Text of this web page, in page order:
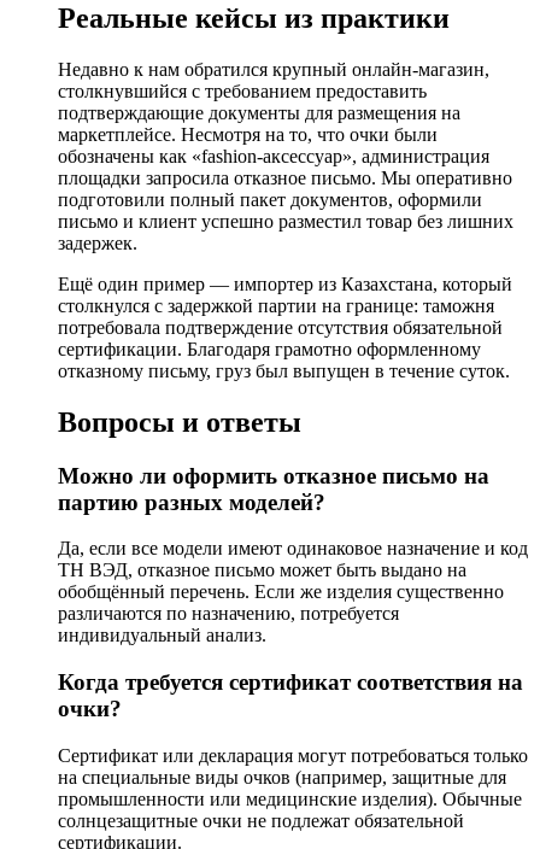
Реальные кейсы из практики
Недавно к нам обратился крупный онлайн-магазин,
столкнувшийся с требованием предоставить
подтверждающие документы для размещения на
маркетплейсе. Несмотря на то, что очки были
обозначены как «fashion-аксессуар», администрация
площадки запросила отказное письмо. Мы оперативно
подготовили полный пакет документов, оформили
письмо и клиент успешно разместил товар без лишних
задержек.
Ещё один пример — импортер из Казахстана, который
столкнулся с задержкой партии на границе: таможня
потребовала подтверждение отсутствия обязательной
сертификации. Благодаря грамотно оформленному
отказному письму, груз был выпущен в течение суток.
Вопросы и ответы
Можно ли оформить отказное письмо на
партию разных моделей?
Да, если все модели имеют одинаковое назначение и код
ТН ВЭД, отказное письмо может быть выдано на
обобщённый перечень. Если же изделия существенно
различаются по назначению, потребуется
индивидуальный анализ.
Когда требуется сертификат соответствия на
очки?
Сертификат или декларация могут потребоваться только
на специальные виды очков (например, защитные для
промышленности или медицинские изделия). Обычные
солнцезащитные очки не подлежат обязательной
сертификации.